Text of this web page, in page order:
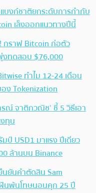
บงก์ชาติยกระดับการกำกับ
เล็งออกแนวทางปีนี้
กราฟ Bitcoin ก่อตัว
งทดสอบ $76,000
ทำไม 12-24 เดือน
ง Tokenization
ณ์ จาติกวณิช’ ชี้ 5 วิธีเอา
ทุน
ป์ USD1 มาแรง ปีเดียว
ล้านบน Binance
ยันคำตัดสิน Sam
นพ้นโทษนอนคุก 25 ปี